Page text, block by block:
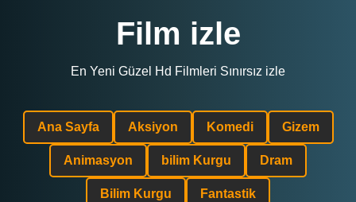
Film izle
En Yeni Güzel Hd Filmleri Sınırsız izle
Ana Sayfa Aksiyon Komedi Gizem
Animasyon bilim Kurgu Dram
Bilim Kurgu Fantastik